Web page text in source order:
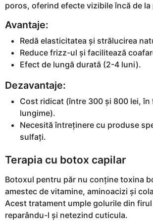
poros, oferind efecte vizibile încă de la
Avantaje:
Redă elasticitatea și strălucirea
Reduce frizz-ul și facilitează
Efect de lungă durată (2-4 luni).
Dezavantaje:
Cost ridicat (între 300 și 800 lei, în
lungime).
Necesită întreținere cu produse
sulfați.
Terapia cu botox capilar
Botoxul pentru păr nu conține toxina
amestec de vitamine, aminoacizi și
Acest tratament umple golurile din firul
reparându-l și netezind cuticula.